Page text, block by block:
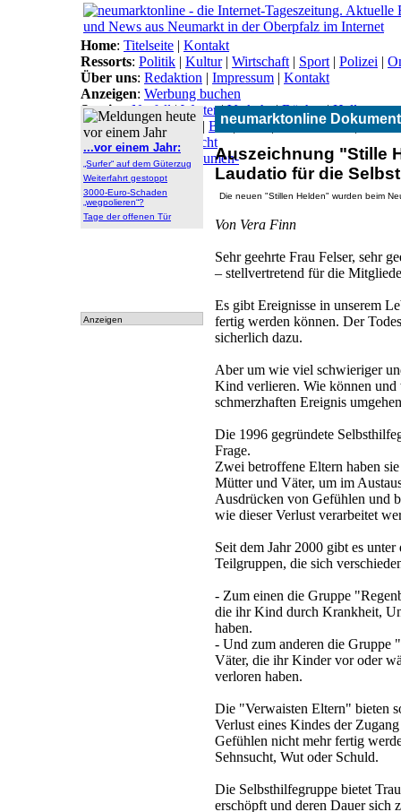
neumarktonline
Auszeichnung "Stille
Laudatio für die
Die neuen "Stillen Helden" wurden beim
Von Vera Finn
Sehr geehrte Frau Felser, sehr
– stellvertretend für die
Es gibt Ereignisse in unserem
fertig werden können. Der
sicherlich dazu.
Aber um wie viel schwieriger
Kind verlieren. Wie können und
schmerzhaften Ereignis
Die 1996 gegründete
Frage.
Zwei betroffene Eltern haben
Mütter und Väter, um im
Ausdrücken von Gefühlen und
wie dieser Verlust verarbeitet
Seit dem Jahr 2000 gibt es
Teilgruppen, die sich
- Zum einen die Gruppe
die ihr Kind durch Krankheit,
haben.
- Und zum anderen die Gruppe
Väter, die ihr Kinder vor oder
verloren haben.
Die "Verwaisten Eltern" bieten
Verlust eines Kindes der
Gefühlen nicht mehr fertig
Sehnsucht, Wut oder Schuld.
Die Selbsthilfegruppe bietet
erschöpft und deren Dauer sich
...vor einem Jahr:
„Surfer“ auf dem Güterzug
Weiterfahrt gestoppt
3000-Euro-Schaden
„wegpolieren“?
Tage der offenen Tür
Anzeigen
Home: Titelseite | Kontakt
Ressorts: Politik | Kultur| Wirtschaft | Sport | Polizei |
Über uns: Redaktion | Impressum | Kontakt
Anzeigen: Werbung buchen
Service: Notfall | Wetter|Verkehr|Bücher|Hallo
Themen:Arbeitsamt | BN|CSU|Freie Wähler|
Lokal-Links:Übersicht
Archiv:Archiv|Dokumen-
tationen